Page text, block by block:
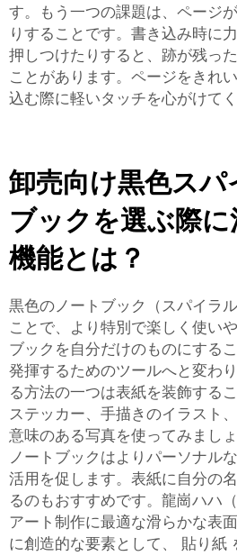
す。もう一つの課題は、ページ
りすることです。書き込み時に
押しつけたりすると、跡が残っ
ことがあります。ページをきれ
込む際に軽いタッチを心がけてく
卸売向け黒色スパ
ブックを選ぶ際に
機能とは？
黒色のノートブック（スパイラ
ことで、より特別で楽しく使い
ブックを自分だけのものにする
発揮するためのツールへと変わ
る方法の一つは表紙を装飾する
ステッカー、手描きのイラスト
意味のある写真を使ってみまし
ノートブックはよりパーソナル
活用を促します。表紙に自分の
るのもおすすめです。龍崗ハハ
アート制作に最適な滑らかな表
に創造的な要素として、 貼り紙